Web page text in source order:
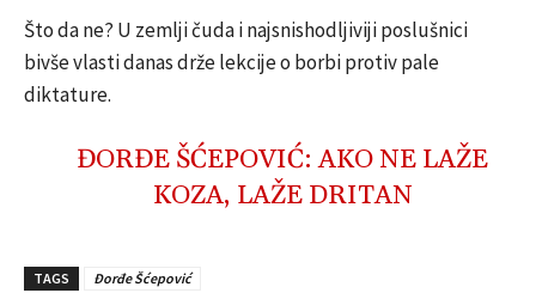
Što da ne? U zemlji čuda i najsnishodljiviji poslušnici
bivše vlasti danas drže lekcije o borbi protiv pale
diktature.
ĐORĐE ŠĆEPOVIĆ: AKO NE LAŽE
KOZA, LAŽE DRITAN
TAGS Đorđe Šćepović